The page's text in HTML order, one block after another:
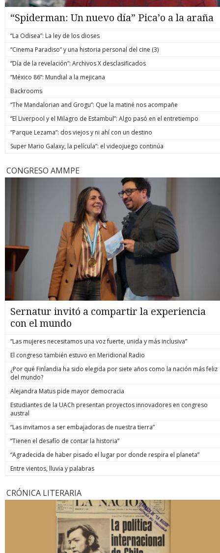
“Spiderman: Un nuevo día” Pica’o a la araña
“La Odisea”: La ley de los dioses
“Cinema Paradiso” y una historia personal del cine (3)
“Día de la revelación”: Archivos X desclasificados
“México 86”: Mundial a la mejicana
Backrooms
“The Mandalorian and Grogu”: Que la matiné nos acompañe
“El Liverpool y el Milagro de Estambul”: Algo pasó en el entretiempo
“Parque Lezama”: dos viejos y ni ahí con un destino
Super Mario Galaxy, la película”: el videojuego continúa
CONGRESO AMMPE
Sernatur invitó a compartir la experiencia
con el mundo
“Las mujeres necesitamos una voz fuerte, unida y más inclusiva”
El congreso también estuvo en Meridional Radio
¿Por qué Finlandia ha sido elegida por siete años como la nación más feliz
del mundo?
Alejandra Matus pide mayor democracia
Estudiantes de la UACh presentan proyectos innovadores en congreso
austral
“Las invitamos a ser embajadoras de nuestra tierra”
“Tienen el desafío de contar la historia”
“Agradecida de haber pisado el lugar por donde respira el planeta”
Entre vientos, lluvia y palabras
CRÓNICA LITERARIA